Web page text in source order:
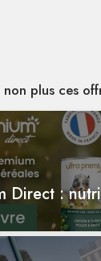
plus ces
Direct :